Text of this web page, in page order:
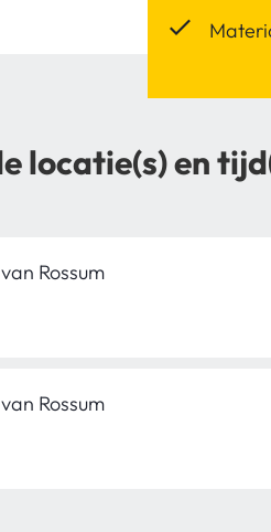
locatie(s) en
Rossum
Rossum